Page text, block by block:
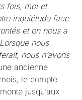
fois, moi et
inquiétude face
et on nous a
nous
nous n’avons
ancienne
le compte
jusqu’aux